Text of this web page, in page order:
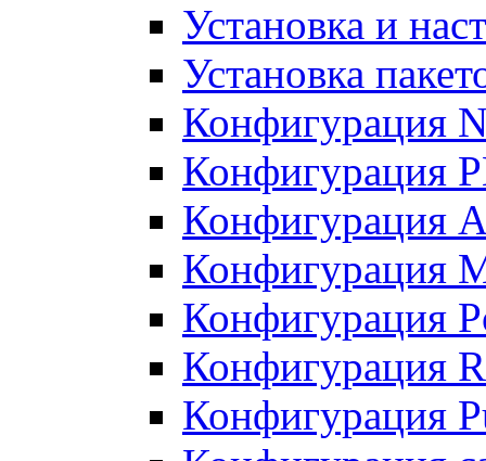
Установка и
Установка
Конфигурация
Конфигурация
Конфигурация
Конфигурация
Конфигурация
Конфигурация
Конфигурация